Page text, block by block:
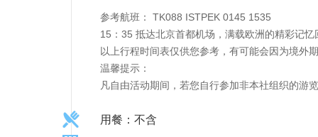
参考航班： TK088 ISTPEK 0145 1535
15：35 抵达北京首都机场，满载欧洲的精彩记
以上行程时间表仅供您参考，有可能会因为境外
温馨提示：
凡自由活动期间，若您自行参加非本社组织的游
用餐：不含